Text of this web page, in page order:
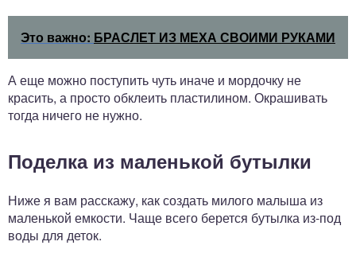
Это важно: БРАСЛЕТ ИЗ МЕХА СВОИМИ РУКАМИ
А еще можно поступить чуть иначе и мордочку не
красить, а просто обклеить пластилином. Окрашивать
тогда ничего не нужно.
Поделка из маленькой бутылки
Ниже я вам расскажу, как создать милого малыша из
маленькой емкости. Чаще всего берется бутылка из-под
воды для деток.